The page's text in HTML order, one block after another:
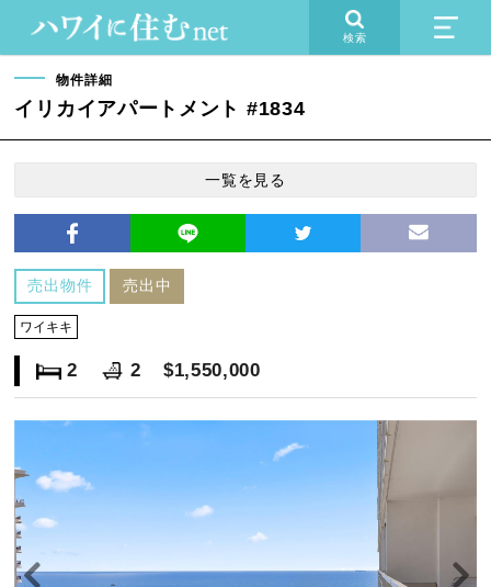
検索
物件詳細
イリカイアパートメント #1834
一覧を見る
売出物件 売出中
ワイキキ
2 2 $1,550,000